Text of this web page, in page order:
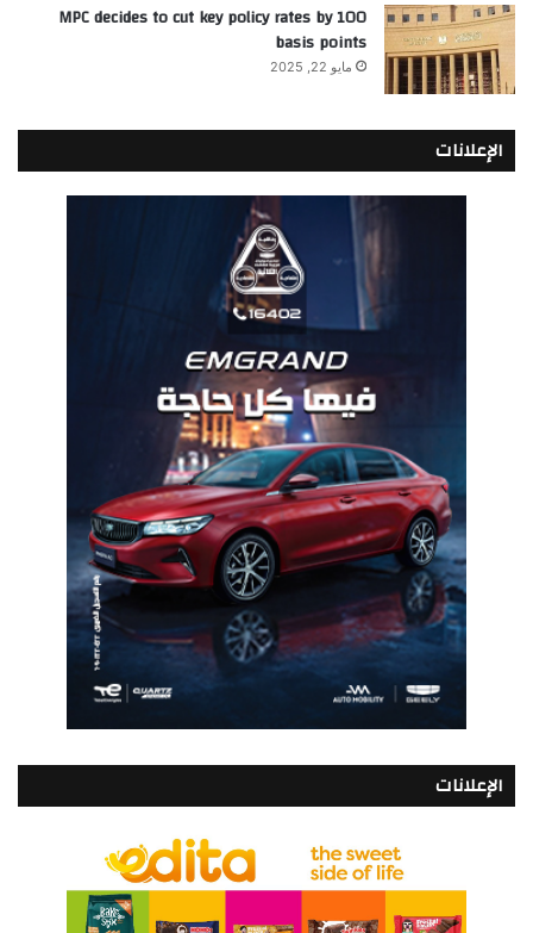
MPC decides to cut key policy rates by 100
basis points
مايو 22, 2025
الإعلانات
الإعلانات